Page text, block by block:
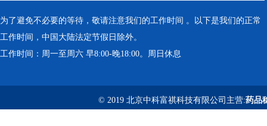
为了避免不必要的等待，敬请注意我们的工作时间 。以下是我们的正常
工作时间，中国大陆法定节假日除外。
工作时间：周一至周六 早8:00-晚18:00。周日休息
© 2019 北京中科富祺科技有限公司主营:药品